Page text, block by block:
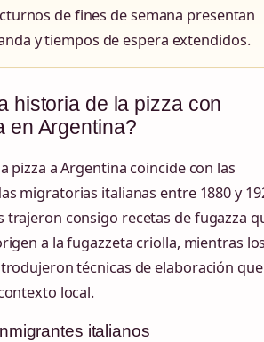
de fines de semana presentan
y tiempos de espera extendidos.
historia de la pizza con
en Argentina?
pizza a Argentina coincide con las
migratorias italianas entre 1880 y
trajeron consigo recetas de fugazza
a la fugazzeta criolla, mientras
técnicas de elaboración
local.
italianos